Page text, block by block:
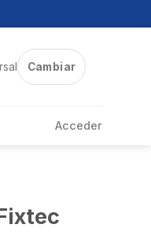
Cambiar
Acceder